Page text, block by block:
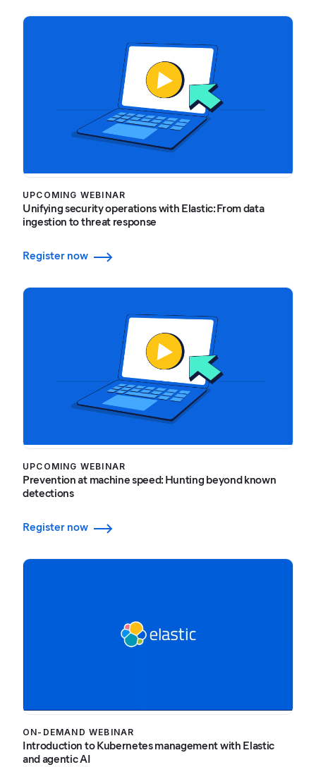
UPCOMING WEBINAR
Unifying security operations with Elastic: From data
ingestion to threat response
Register now
UPCOMING WEBINAR
Prevention at machine speed: Hunting beyond known
detections
Register now
ON-DEMAND WEBINAR
Introduction to Kubernetes management with Elastic
and agentic AI